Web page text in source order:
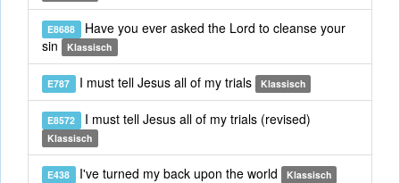
E8688 Have you ever asked the Lord to cleanse your
sin
Klassisch
E787 I must tell Jesus all of my trials Klassisch
E8572 I must tell Jesus all of my trials (revised)
Klassisch
E438 I've turned my back upon the world Klassisch